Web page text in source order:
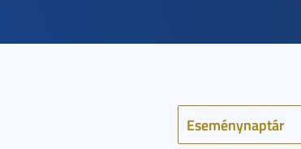
Eseménynaptár